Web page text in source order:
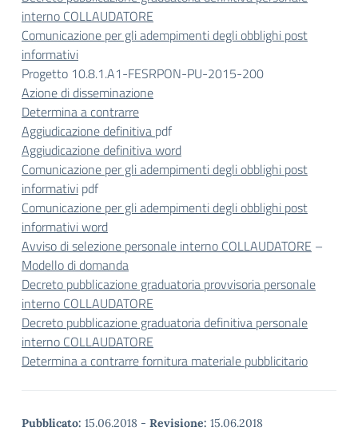
interno COLLAUDATORE
Comunicazione per gli adempimenti degli obblighi post
informativi
Progetto 10.8.1.A1-FESRPON-PU-2015-200
Azione di disseminazione
Determina a contrarre
Aggiudicazione definitiva pdf
Aggiudicazione definitiva word
Comunicazione per gli adempimenti degli obblighi post
informativi pdf
Comunicazione per gli adempimenti degli obblighi post
informativi word
Avviso di selezione personale interno COLLAUDATORE –
Modello di domanda
Decreto pubblicazione graduatoria provvisoria personale
interno COLLAUDATORE
Decreto pubblicazione graduatoria definitiva personale
interno COLLAUDATORE
Determina a contrarre fornitura materiale pubblicitario
Pubblicato: 15.06.2018 - Revisione: 15.06.2018